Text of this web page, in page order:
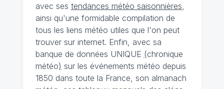
avec ses tendances météo saisonnières,
ainsi qu'une formidable compilation de
tous les liens météo utiles que l'on peut
trouver sur internet. Enfin, avec sa
banque de données UNIQUE (chronique
météo) sur les événements météo depuis
1850 dans toute la France, son almanach